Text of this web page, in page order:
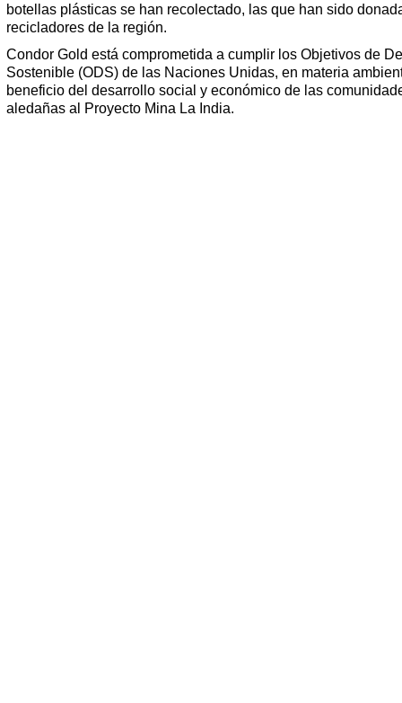
botellas plásticas se han recolectado, las que han sido
recicladores de la región.
Condor Gold está comprometida a cumplir los Objetivos de
Sostenible (ODS) de las Naciones Unidas, en materia
beneficio del desarrollo social y económico de las
aledañas al Proyecto Mina La India.